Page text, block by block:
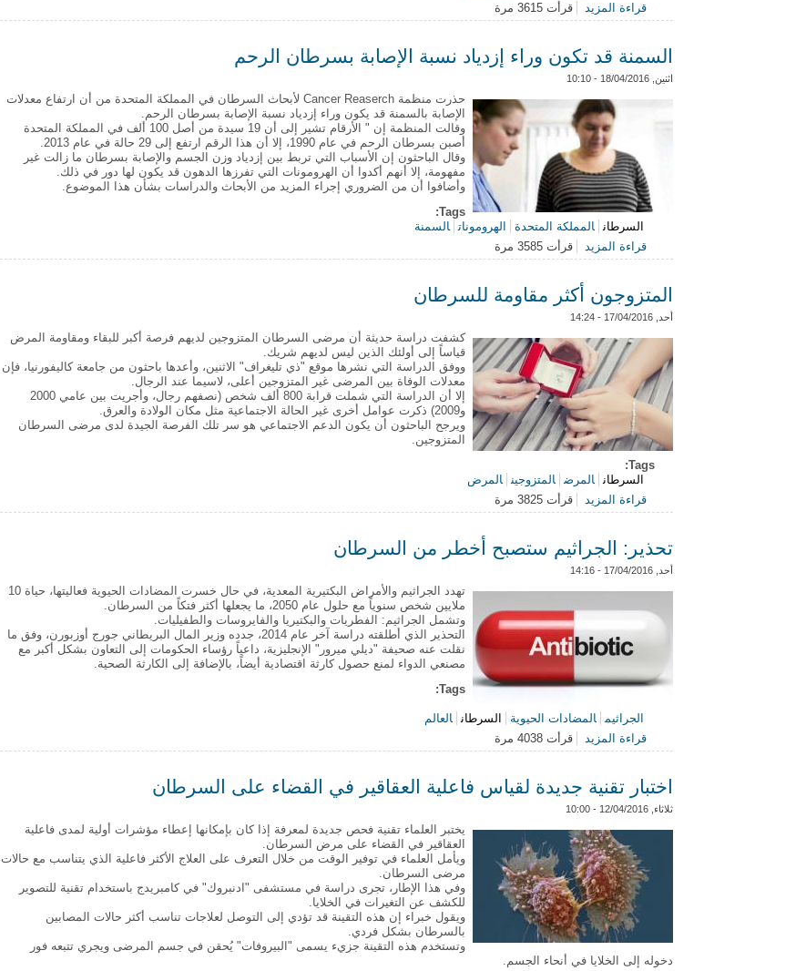
قراءة المزيدحول تناول الأسبرين يومياً يقلل احتمالات الوفاة بالسرطان
قرأت 3615 مرة
السمنة قد تكون وراء إزدياد نسبة الإصابة بسرطان الرحم
اثنين, 18/04/2016 - 10:10
حذرت منظمة Cancer Reaserch لأبحاث السرطان في المملكة المتحدة من أن ارتفاع معدلات
الإصابة بالسمنة قد يكون وراء إزدياد نسبة الإصابة بسرطان الرحم.
وقالت المنظمة إن " الأرقام تشير إلى أن 19 سيدة من أصل 100 ألف في المملكة المتحدة
أصبن بسرطان الرحم في عام 1990، إلا أن هذا الرقم ارتفع إلى 29 حالة في عام 2013.
وقال الباحثون إن الأسباب التي تربط بين إزدياد وزن الجسم والإصابة بسرطان ما زالت غير
مفهومة، إلا أنهم أكدوا أن الهرومونات التي تفرزها الدهون قد يكون لها دور في ذلك.
وأضافوا أن من الضروري إجراء المزيد من الأبحاث والدراسات بشأن هذا الموضوع.
Tags:
السرطان
المملكة المتحدة الهرومونات
السمنة
قراءة المزيدحول السمنة قد تكون وراء إزدياد نسبة الإصابة بسرطان الرحم
قرأت 3585 مرة
المتزوجون أكثر مقاومة للسرطان
أحد, 17/04/2016 - 14:24
كشفت دراسة حديثة أن مرضى السرطان المتزوجين لديهم فرصة أكبر للبقاء ومقاومة المرض
قياساً إلى أولئك الذين ليس لديهم شريك.
ووفق الدراسة التي نشرها موقع "ذي تليغراف" الاثنين، وأعدها باحثون من جامعة كاليفورنيا، فإن
معدلات الوفاة بين المرضى غير المتزوجين أعلى، لاسيما عند الرجال.
إلا أن الدراسة التي شملت قرابة 800 ألف شخص (نصفهم رجال، وأجريت بين عامي 2000
و2009) ذكرت عوامل أخرى غير الحالة الاجتماعية مثل مكان الولادة والعرق.
ويرجح الباحثون أن يكون الدعم الاجتماعي هو سر تلك الفرصة الجيدة لدى مرضى السرطان
المتزوجين.
Tags:
السرطان
المرض المتزوجين
المرض
قراءة المزيدحول المتزوجون أكثر مقاومة للسرطان
قرأت 3825 مرة
تحذير: الجراثيم ستصبح أخطر من السرطان
أحد, 17/04/2016 - 14:16
تهدد الجراثيم والأمراض البكتيرية المعدية، في حال خسرت المضادات الحيوية فعاليتها، حياة 10
ملايين شخص سنوياً مع حلول عام 2050، ما يجعلها أكثر فتكاً من السرطان.
وتشمل الجراثيم: الفطريات والبكتيريا والفايروسات والطفيليات.
التحذير الذي أطلقته دراسة آخر عام 2014، جدده وزير المال البريطاني جورج أوزبورن، وفق ما
نقلت عنه صحيفة "ديلي ميرور" الإنجليزية، داعياً رؤساء الحكومات إلى التعاون بشكل أكبر مع
مصنعي الدواء لمنع حصول كارثة اقتصادية أيضاً، بالإضافة إلى الكارثة الصحية.
Tags:
الجراثيم المضادات الحيوية السرطان
العالم
قراءة المزيدحول تحذير: الجراثيم ستصبح أخطر من السرطان
قرأت 4038 مرة
اختبار تقنية جديدة لقياس فاعلية العقاقير في القضاء على السرطان
ثلاثاء, 12/04/2016 - 10:00
يختبر العلماء تقنية فحص جديدة لمعرفة إذا كان بإمكانها إعطاء مؤشرات أولية لمدى فاعلية
العقاقير في القضاء على مرض السرطان.
ويأمل العلماء في توفير الوقت من خلال التعرف على العلاج الأكثر فاعلية الذي يتناسب مع حالات
مرضى السرطان.
وفي هذا الإطار، تجرى دراسة في مستشفى "ادنبروك" في كامبريدج باستخدام تقنية للتصوير
للكشف عن التغيرات في الخلايا.
ويقول خبراء إن هذه التقينة قد تؤدي إلى التوصل لعلاجات تناسب أكثر حالات المصابين
بالسرطان بشكل فردي.
وتستخدم هذه التقينة جزيء يسمى "البيروفات" يُحقن في جسم المرضى ويجري تتبعه فور
دخوله إلى الخلايا في أنحاء الجسم.